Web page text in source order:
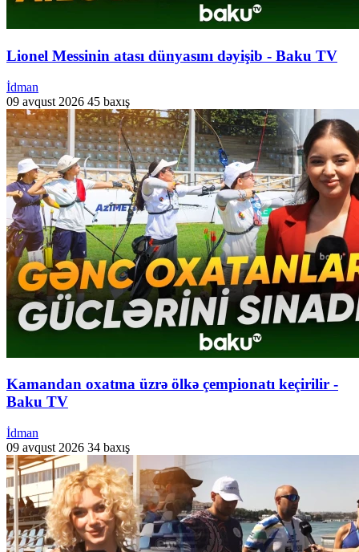
Lionel Messinin atası dünyasını dəyişib - Baku TV
İdman
09 avqust 2026 45 baxış
Kamandan oxatma üzrə ölkə çempionatı keçirilir -
Baku TV
İdman
09 avqust 2026 34 baxış